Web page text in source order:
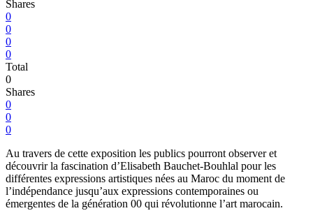
Shares
0
0
0
0
Total
0
Shares
0
0
0
Au travers de cette exposition les publics pourront observer et
découvrir la fascination d’Elisabeth Bauchet-Bouhlal pour les
différentes expressions artistiques nées au Maroc du moment de
l’indépendance jusqu’aux expressions contemporaines ou
émergentes de la génération 00 qui révolutionne l’art marocain.